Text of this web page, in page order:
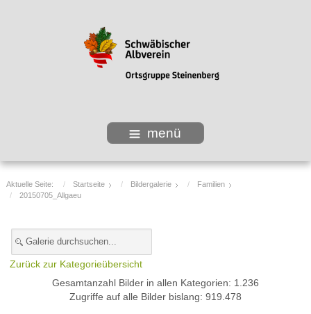
menü
Aktuelle Seite: Startseite Bildergalerie
Familien
20150705_Allgaeu
Zurück zur Kategorieübersicht
Gesamtanzahl Bilder in allen Kategorien: 1.236
Zugriffe auf alle Bilder bislang: 919.478